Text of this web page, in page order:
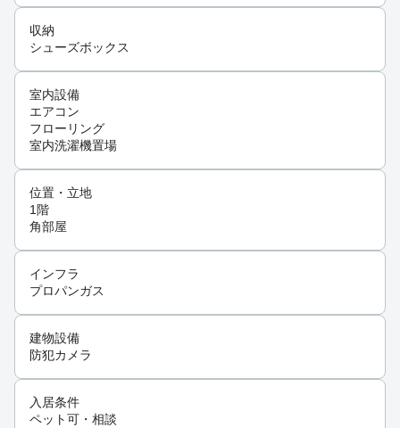
収納
シューズボックス
室内設備
エアコン
フローリング
室内洗濯機置場
位置・立地
1階
角部屋
インフラ
プロパンガス
建物設備
防犯カメラ
入居条件
ペット可・相談